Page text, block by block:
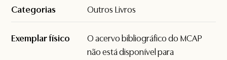
Categorias Outros Livros
Exemplar físico
O acervo bibliográfico do MCAP
não está disponível para